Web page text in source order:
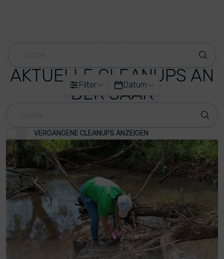
Filter Datum
AKTUELLE CLEANUPS AN
DER SAAR
VERGANGENE CLEANUPS ANZEIGEN